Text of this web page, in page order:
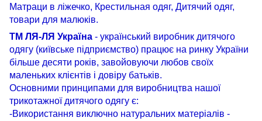
Матраци в ліжечко, Крестильная одяг, Дитячий одяг,
товари для малюків.
ТМ ЛЯ-ЛЯ Україна - український виробник дитячого
одягу (київське підприємство) працює на ринку України
більше десяти років, завойовуючи любов своїх
маленьких клієнтів і довіру батьків.
Основними принципами для виробництва нашої
трикотажної дитячого одягу є:
-Використання виключно натуральних матеріалів -